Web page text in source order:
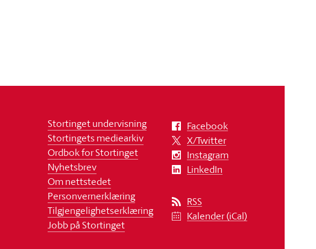
Stortinget undervisning
Stortingets mediearkiv
Ordbok for Stortinget
Nyhetsbrev
Om nettstedet
Personvernerklæring
Tilgjengelighetserklæring
Jobb på Stortinget
Facebook
X/Twitter
Instagram
LinkedIn
RSS
Kalender (iCal)